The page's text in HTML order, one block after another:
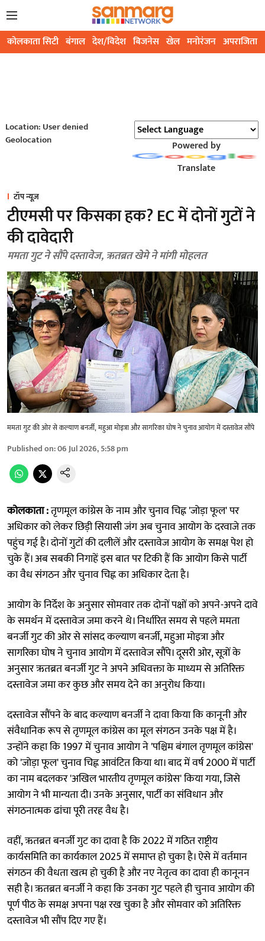
कोलकाता सिटी बंगाल देश/विदेश बिजनेस खेल मनोरंजन अपराजिता
Location: User denied
Geolocation
Powered by
Translate
टॉप न्यूज़
टीएमसी पर किसका हक? EC में दोनों गुटों ने
की दावेदारी
ममता गुट ने सौंपे दस्तावेज, ऋतब्रत खेमे ने मांगी मोहलत
ममता गुट की ओर से कल्याण बनर्जी, महुआ मोइत्रा और सागरिका घोष ने चुनाव आयोग में दस्तावेज सौंपे
Published on:06 Jul 2026, 5:58 pm
कोलकाता :तृणमूल कांग्रेस के नाम और चुनाव चिह्न 'जोड़ा फूल' पर
अधिकार को लेकर छिड़ी सियासी जंग अब चुनाव आयोग के दरवाजे तक
पहुंच गई है। दोनों गुटों की दलीलें और दस्तावेज आयोग के समक्ष पेश हो
चुके हैं। अब सबकी निगाहें इस बात पर टिकी हैं कि आयोग किसे पार्टी
का वैध संगठन और चुनाव चिह्न का अधिकार देता है।
आयोग के निर्देश के अनुसार सोमवार तक दोनों पक्षों को अपने-अपने दावे
के समर्थन में दस्तावेज जमा करने थे। निर्धारित समय से पहले ममता
बनर्जी गुट की ओर से सांसद कल्याण बनर्जी, महुआ मोइत्रा और
सागरिका घोष ने चुनाव आयोग में दस्तावेज सौंपे। दूसरी ओर, सूत्रों के
अनुसार ऋतब्रत बनर्जी गुट ने अपने अधिवक्ता के माध्यम से अतिरिक्त
दस्तावेज जमा कर कुछ और समय देने का अनुरोध किया।
दस्तावेज सौंपने के बाद कल्याण बनर्जी ने दावा किया कि कानूनी और
संवैधानिक रूप से तृणमूल कांग्रेस का मूल संगठन उनके पक्ष में है।
उन्होंने कहा कि 1997 में चुनाव आयोग ने 'पश्चिम बंगाल तृणमूल कांग्रेस'
को 'जोड़ा फूल' चुनाव चिह्न आवंटित किया था। बाद में वर्ष 2000 में पार्टी
का नाम बदलकर 'अखिल भारतीय तृणमूल कांग्रेस' किया गया, जिसे
आयोग ने भी मान्यता दी। उनके अनुसार, पार्टी का संविधान और
संगठनात्मक ढांचा पूरी तरह वैध है।
वहीं, ऋतब्रत बनर्जी गुट का दावा है कि 2022 में गठित राष्ट्रीय
कार्यसमिति का कार्यकाल 2025 में समाप्त हो चुका है। ऐसे में वर्तमान
संगठन की वैधता खत्म हो चुकी है और नए नेतृत्व का दावा ही कानूनन
सही है। ऋतब्रत बनर्जी ने कहा कि उनका गुट पहले ही चुनाव आयोग की
पूर्ण पीठ के समक्ष अपना पक्ष रख चुका है और सोमवार को अतिरिक्त
दस्तावेज भी सौंप दिए गए हैं।